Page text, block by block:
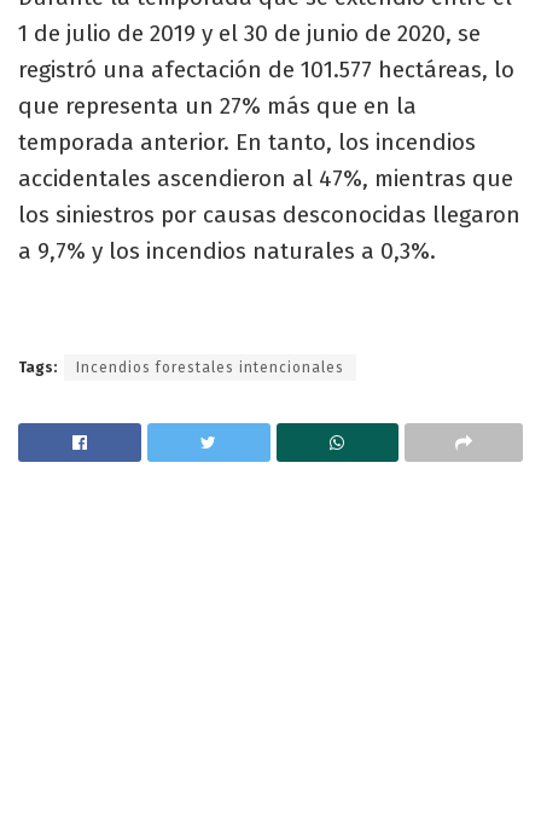
1 de julio de 2019 y el 30 de junio de 2020, se
registró una afectación de 101.577 hectáreas, lo
que representa un 27% más que en la
temporada anterior. En tanto, los incendios
accidentales ascendieron al 47%, mientras que
los siniestros por causas desconocidas llegaron
a 9,7% y los incendios naturales a 0,3%.
Tags: Incendios forestales intencionales